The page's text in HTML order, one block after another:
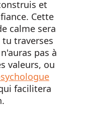
et
Cette
calme sera
traverses
pas à
valeurs, ou
facilitera